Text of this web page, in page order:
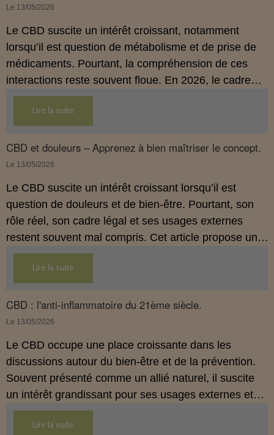
Le 13/05/2026
Le CBD suscite un intérêt croissant, notamment
lorsqu’il est question de métabolisme et de prise de
médicaments. Pourtant, la compréhension de ces
interactions reste souvent floue. En 2026, le cadre
légal français impose des règles strictes : seuls les
usages externes du CBD sont autorisés. Cet article
propose une mise au point claire et accessible pour
comprendre comment le CBD s’inscrit dans une
démarche de prévention, sans ingestion et sans
Lire la suite
CBD et douleurs – Apprenez à bien maîtriser le concept.
Le 13/05/2026
Le CBD suscite un intérêt croissant lorsqu’il est
question de douleurs et de bien‑être. Pourtant, son
rôle réel, son cadre légal et ses usages externes
restent souvent mal compris. Cet article propose une
mise au point claire, moderne et conforme à la
réglementation française de 2026, afin de mieux
comprendre comment le CBD s’intègre dans une
approche globale de prévention.
Lire la suite
CBD : l'anti-inflammatoire du 21ème siècle.
Le 13/05/2026
Le CBD occupe une place croissante dans les
discussions autour du bien‑être et de la prévention.
Souvent présenté comme un allié naturel, il suscite
un intérêt grandissant pour ses usages externes et
son interaction avec le système endocannabinoïde.
Cet article propose une mise au point claire, moderne
Lire la suite